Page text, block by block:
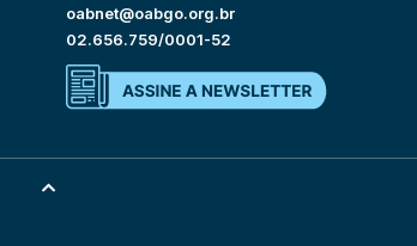
oabnet@oabgo.org.br
02.656.759/0001-52